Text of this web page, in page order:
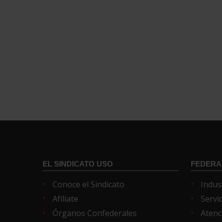
EL SINDICATO USO
Conoce el Sindicato
Afíliate
Órganos Confederales